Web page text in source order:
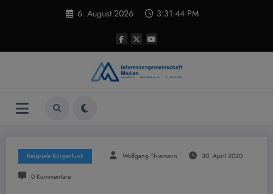
6. August 2026 3:31:45 PM
Beispiele Bürgerfunk Wolfgang Thiemann 30. April 2020
0 Kommentare